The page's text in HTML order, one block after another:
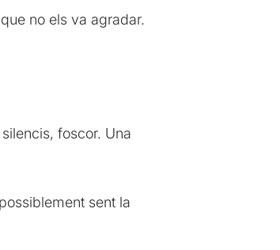
no els va agradar.
foscor. Una
sent la